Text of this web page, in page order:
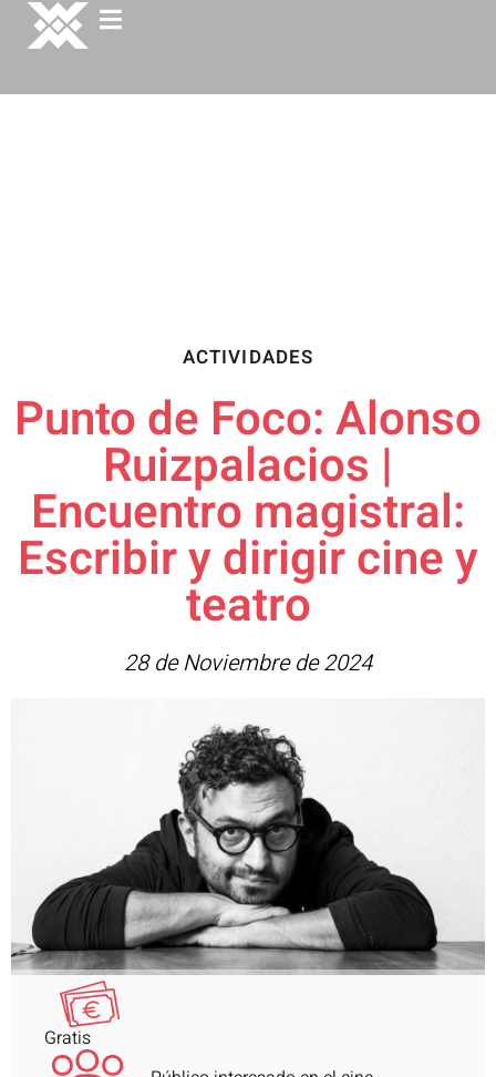
ACTIVIDADES
Punto de Foco: Alonso
Ruizpalacios​ |
Encuentro magistral:
Escribir y dirigir cine y
teatro
28 de Noviembre de 2024
Gratis